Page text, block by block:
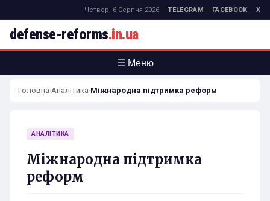
Четвер, 6 Серпня 2026 TELEGRAM FACEBOOK X
defense-reforms.in.ua
☰ Меню
Головна›Аналітика›Міжнародна підтримка реформ
АНАЛІТИКА
Міжнародна підтримка
реформ